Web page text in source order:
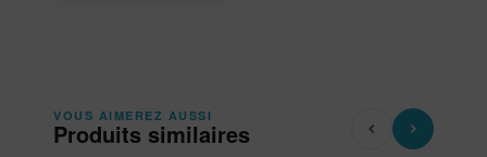
VOUS AIMEREZ AUSSI
Produits similaires